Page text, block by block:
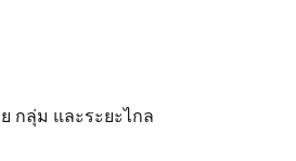
กลุ่ม และระยะไกล